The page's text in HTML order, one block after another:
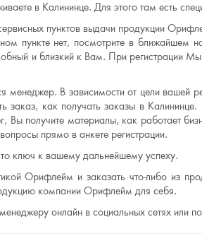
в Калининце. Для этого там есть
пунктов выдачи продукции
пункте нет, посмотрите в ближайшем
и близкий к Вам. При регистрации Мы
В зависимости от цели вашей
как получать заказы в Калининце.
Вы получите материалы, как работает
прямо в анкете регистрации.
ключ к вашему дальнейшему успеху.
Орифлейм и заказать что-либо из
компании Орифлейм для себя.
онлайн в социальных сетях или